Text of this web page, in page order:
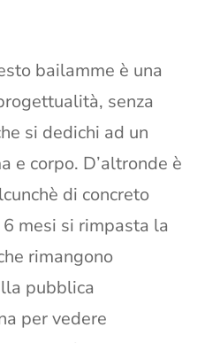
bailamme è una
senza
si dedichi ad un
e corpo. D’altronde è
di concreto
mesi si rimpasta la
rimangono
pubblica
per vedere